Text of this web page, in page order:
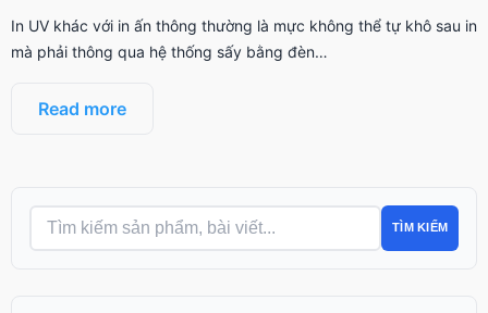
In UV khác với in ấn thông thường là mực không thể tự khô sau in
mà phải thông qua hệ thống sấy bằng đèn…
Read more
TÌM KIẾM